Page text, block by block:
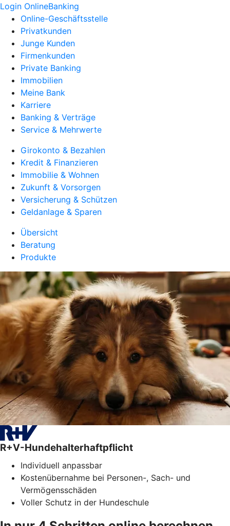
Login OnlineBanking
Online-Geschäftsstelle
Privatkunden
Junge Kunden
Firmenkunden
Private Banking
Immobilien
Meine Bank
Karriere
Banking & Verträge
Service & Mehrwerte
Girokonto & Bezahlen
Kredit & Finanzieren
Immobilie & Wohnen
Zukunft & Vorsorgen
Versicherung & Schützen
Geldanlage & Sparen
Übersicht
Beratung
Produkte
R+V-Hundehalterhaftpflicht
Individuell anpassbar
Kostenübernahme bei Personen-, Sach- und
Vermögensschäden
Voller Schutz in der Hundeschule